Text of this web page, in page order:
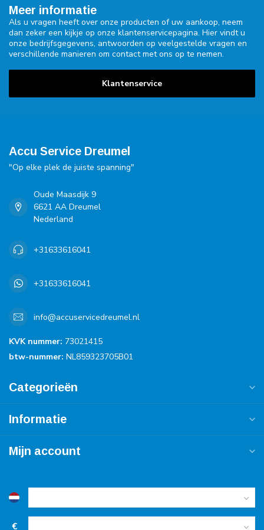
Meer informatie
Als u vragen heeft over onze producten of uw aankoop, neem
dan zeker een kijkje op onze klantenservicepagina. Hier vindt u
onze bedrijfsgegevens, antwoorden op veelgestelde vragen en
verschillende manieren om contact met ons op te nemen.
Klantenservice
Accu Service Dreumel
"Op elke plek de juiste spanning"
Oude Maasdijk 9
6621 AA Dreumel
Nederland
+31633616041
+31633616041
info@accuservicedreumel.nl
KVK nummer: 73021415
btw-nummer: NL859323705B01
Categorieën
Informatie
Mijn account
€